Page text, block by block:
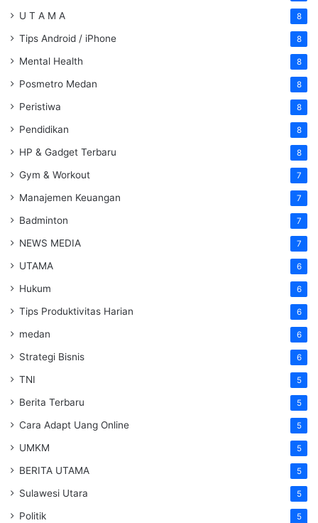
U T A M A 8
Tips Android / iPhone 8
Mental Health 8
Posmetro Medan 8
Peristiwa 8
Pendidikan 8
HP & Gadget Terbaru 8
Gym & Workout 7
Manajemen Keuangan 7
Badminton 7
NEWS MEDIA 7
UTAMA 6
Hukum 6
Tips Produktivitas Harian 6
medan 6
Strategi Bisnis 6
TNI 5
Berita Terbaru 5
Cara Adapt Uang Online 5
UMKM 5
BERITA UTAMA 5
Sulawesi Utara 5
Politik 5